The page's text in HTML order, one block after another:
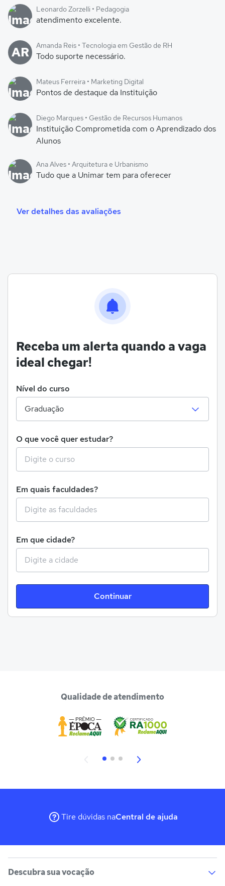
Leonardo Zorzelli • Pedagogia
atendimento excelente.
AR Amanda Reis • Tecnologia em Gestão de RH
Todo suporte necessário.
Mateus Ferreira • Marketing Digital
Pontos de destaque da Instituição
Diego Marques • Gestão de Recursos Humanos
Instituição Comprometida com o Aprendizado dos
Alunos
Ana Alves • Arquitetura e Urbanismo
Tudo que a Unimar tem para oferecer
Ver detalhes das avaliações
Receba um alerta quando a vaga
ideal chegar!
Nível do curso
O que você quer estudar?
Em quais faculdades?
Em que cidade?
Continuar
Qualidade de atendimento
Tire dúvidas naCentral de ajuda
Descubra sua vocação